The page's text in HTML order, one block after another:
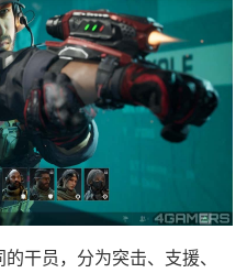
干员，分为突击、支援、